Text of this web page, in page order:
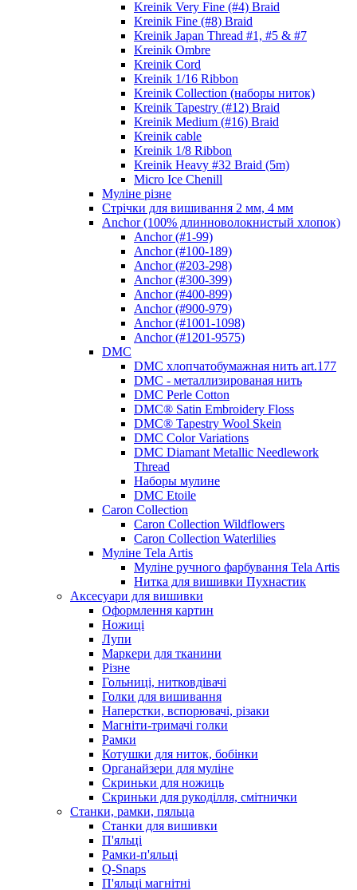
Kreinik Very Fine (#4) Braid
Kreinik Fine (#8) Braid
Kreinik Japan Thread #1, #5 & #7
Kreinik Ombre
Kreinik Cord
Kreinik 1/16 Ribbon
Kreinik Collection (наборы ниток)
Kreinik Tapestry (#12) Braid
Kreinik Medium (#16) Braid
Kreinik cable
Kreinik 1/8 Ribbon
Kreinik Heavy #32 Braid (5m)
Micro Ice Chenill
Муліне різне
Стрічки для вишивання 2 мм, 4 мм
Anchor (100% длинноволокнистый хлопок)
Anchor (#1-99)
Anchor (#100-189)
Anchor (#203-298)
Anchor (#300-399)
Anchor (#400-899)
Anchor (#900-979)
Anchor (#1001-1098)
Anchor (#1201-9575)
DMC
DMC хлопчатобумажная нить art.177
DMC - металлизированая нить
DMC Perle Cotton
DMC® Satin Embroidery Floss
DMC® Tapestry Wool Skein
DMC Color Variations
DMC Diamant Metallic Needlework
Thread
Наборы мулине
DMC Etoile
Caron Collection
Caron Collection Wildflowers
Caron Collection Waterlilies
Муліне Tela Artis
Муліне ручного фарбування Tela Artis
Нитка для вишивки Пухнастик
Аксесуари для вишивки
Оформлення картин
Ножиці
Лупи
Маркери для тканини
Різне
Гольниці, нитковдівачі
Голки для вишивання
Наперстки, вспорювачі, різаки
Магніти-тримачі голки
Рамки
Котушки для ниток, бобінки
Органайзери для муліне
Скриньки для ножиць
Скриньки для рукоділля, смітнички
Станки, рамки, пяльца
Станки для вишивки
П'яльці
Рамки-п'яльці
Q-Snaps
П'яльці магнітні